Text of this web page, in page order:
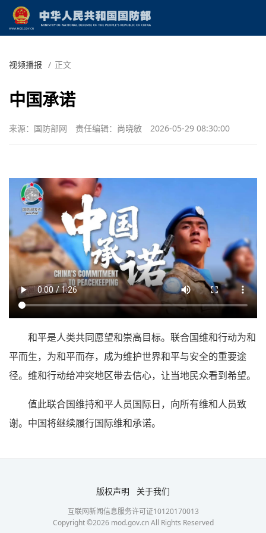
视频播报 / 正文
中国承诺
来源：国防部网 责任编辑：尚晓敏 2026-05-29 08:30:00
和平是人类共同愿望和崇高目标。联合国维和行动为和
平而生，为和平而存，成为维护世界和平与安全的重要途
径。维和行动给冲突地区带去信心，让当地民众看到希望。
值此联合国维持和平人员国际日，向所有维和人员致
谢。中国将继续履行国际维和承诺。
版权声明 关于我们
互联网新闻信息服务许可证10120170013
Copyright ©2026mod.gov.cn All Rights Reserved